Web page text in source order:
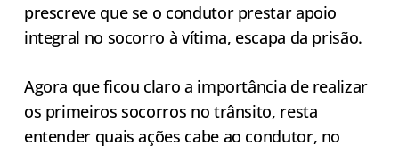
prescreve que se o condutor prestar apoio
integral no socorro à vítima, escapa da prisão.
Agora que ficou claro a importância de realizar
os primeiros socorros no trânsito, resta
entender quais ações cabe ao condutor, no